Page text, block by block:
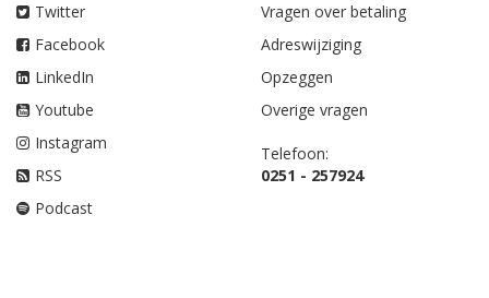
Twitter
Facebook
LinkedIn
Youtube
Instagram
RSS
Podcast
Vragen over betaling
Adreswijziging
Opzeggen
Overige vragen
Telefoon:
0251 - 257924